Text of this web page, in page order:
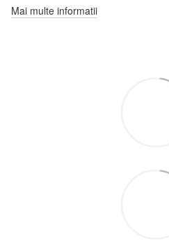
Mai multe informatii